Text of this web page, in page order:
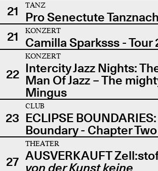
21
TANZ
Pro Senectute
21
KONZERT
Camilla Sparksss - Tour
22
KONZERT
Intercity Jazz Nights:
Man Of Jazz – The
Mingus
23
CLUB
ECLIPSE
Boundary - Chapter Two
27
THEATER
AUSVERKAUFT
von der Kunst keine